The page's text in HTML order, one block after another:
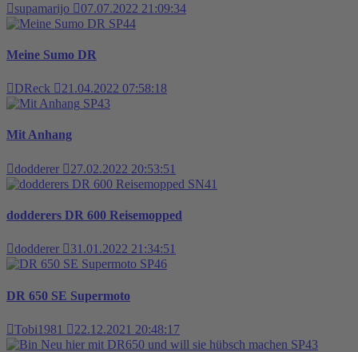
supamarijo
07.07.2022 21:09:34
SP44
Meine Sumo DR
DReck
21.04.2022 07:58:18
SP43
Mit Anhang
dodderer
27.02.2022 20:53:51
SN41
dodderers DR 600 Reisemopped
dodderer
31.01.2022 21:34:51
SP46
DR 650 SE Supermoto
Tobi1981
22.12.2021 20:48:17
SP43